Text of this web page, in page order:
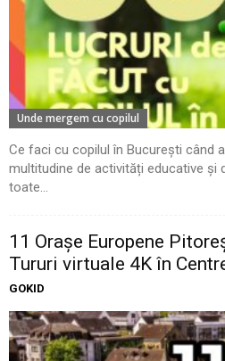
Unde mergem cu copilul
Ce faci cu copilul în București când
multitudine de activități educative și
toate...
11 Oraşe Europene
Tururi virtuale 4K în
GOKID